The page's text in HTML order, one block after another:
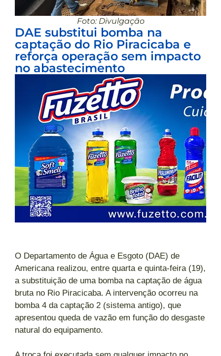
Foto: Divulgação
DAE substitui bomba na
captação do Rio Piracicaba e
reforça operação sem impacto
no abastecimento
O Departamento de Água e Esgoto (DAE) de
Americana realizou, entre quarta e quinta-feira (19),
a substituição de uma bomba na captação de água
bruta no Rio Piracicaba. A intervenção ocorreu na
bomba 4 da captação 2 (sistema antigo), que
apresentou queda de vazão em função do desgaste
natural do equipamento.